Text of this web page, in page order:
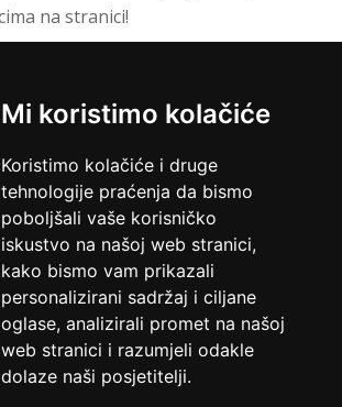
Mi koristimo kolačiće
Koristimo kolačiće i druge
tehnologije praćenja da bismo
poboljšali vaše korisničko
iskustvo na našoj web stranici,
kako bismo vam prikazali
personalizirani sadržaj i ciljane
oglase, analizirali promet na našoj
web stranici i razumjeli odakle
dolaze naši posjetitelji.
na stranici!
ZATRAŽI KREDIT
»Što je financijska pismenost
Uvjeti korištenja
Kolačići
o rizicima
Affiliate disclaimer